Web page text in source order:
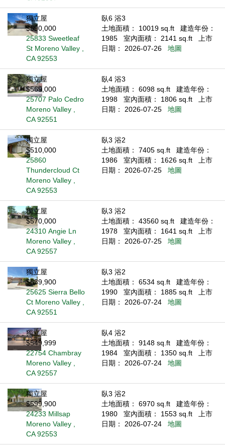
獨立屋
$690,000
25833 Sweetleaf
St Moreno Valley ,
CA 92553
臥6 浴3
土地面積： 10019 sq.ft
建造年份：
1985
室內面積： 2141 sq.ft
上市
日期： 2026-07-26
地圖
獨立屋
$569,000
25707 Palo Cedro
Moreno Valley ,
CA 92551
臥4 浴3
土地面積： 6098 sq.ft
建造年份：
1998
室內面積： 1806 sq.ft
上市
日期： 2026-07-25
地圖
獨立屋
$510,000
25860
Thundercloud Ct
Moreno Valley ,
CA 92553
臥3 浴2
土地面積： 7405 sq.ft
建造年份：
1986
室內面積： 1626 sq.ft
上市
日期： 2026-07-25
地圖
獨立屋
$570,000
24310 Angie Ln
Moreno Valley ,
CA 92557
臥3 浴2
土地面積： 43560 sq.ft
建造年份：
1978
室內面積： 1641 sq.ft
上市
日期： 2026-07-25
地圖
獨立屋
$539,900
25625 Sierra Bello
Ct Moreno Valley ,
CA 92551
臥3 浴2
土地面積： 6534 sq.ft
建造年份：
1990
室內面積： 1885 sq.ft
上市
日期： 2026-07-24
地圖
獨立屋
$549,999
22754 Chambray
Moreno Valley ,
CA 92557
臥4 浴2
土地面積： 9148 sq.ft
建造年份：
1984
室內面積： 1350 sq.ft
上市
日期： 2026-07-24
地圖
獨立屋
$599,900
24233 Millsap
Moreno Valley ,
CA 92553
臥3 浴2
土地面積： 6970 sq.ft
建造年份：
1980
室內面積： 1553 sq.ft
上市
日期： 2026-07-24
地圖